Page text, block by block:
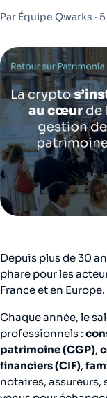
Par Équipe Qwarks ·
Depuis plus de 30
phare pour les
France et en Europe.
Chaque année, le
professionnels :
patrimoine (CGP),
financiers (CIF),
notaires,